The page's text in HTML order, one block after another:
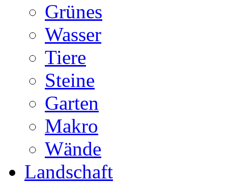
Grünes
Wasser
Tiere
Steine
Garten
Makro
Wände
Landschaft